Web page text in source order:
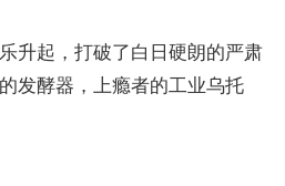
升起，打破了白日硬朗的严肃
发酵器，上瘾者的工业乌托